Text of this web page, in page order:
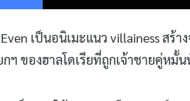
เป็นอนิเมะแนว villainess สร้
กฯ ของฮาลโดเรียที่ถูกเจ้าชายคู่ห